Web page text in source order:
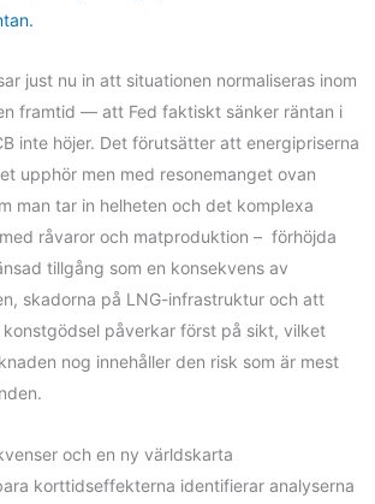
just nu in att situationen normaliseras inom
framtid — att Fed faktiskt sänker räntan i
inte höjer. Det förutsätter att energipriserna
upphör men med resonemanget ovan
man tar in helheten och det komplexa
råvaror och matproduktion – förhöjda
tillgång som en konsekvens av
skadorna på LNG-infrastruktur och att
påverkar först på sikt, vilket
nog innehåller den risk som är mest
och en ny världskarta
korttidseffekterna identifierar analyserna